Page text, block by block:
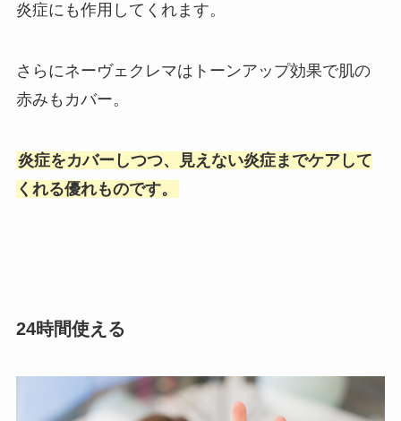
炎症にも作用してくれます。
さらにネーヴェクレマはトーンアップ効果で肌の
赤みもカバー。
炎症をカバーしつつ、見えない炎症までケアして
くれる優れものです。
24時間使える